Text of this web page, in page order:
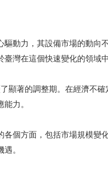
動力，其設備市場的動
灣在這個快速變化的領域
顯著的調整期。在經濟不
力。
個方面，包括市場規模
。